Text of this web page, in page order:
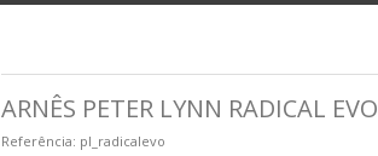
ARNÊS PETER LYNN RADICAL EVO
Referência: pl_radicalevo